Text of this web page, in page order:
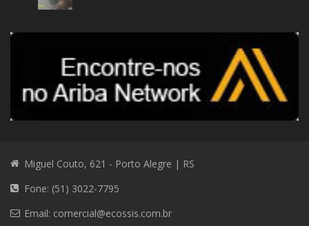
Miguel Couto, 621 - Porto Alegre | RS
Fone: (51) 3022-7795
Email: comercial@ecossis.com.br